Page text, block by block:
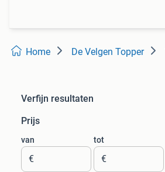
Home De Velgen Topper
Verfijn resultaten
Prijs
van
€
tot
€